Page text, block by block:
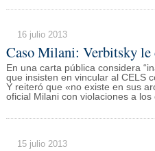
16 julio 2013
Caso Milani: Verbitsky le
En una carta pública considera
que insisten en vincular al CELS
Y reiteró que «no existe en sus
oficial Milani con violaciones a
15 julio 2013